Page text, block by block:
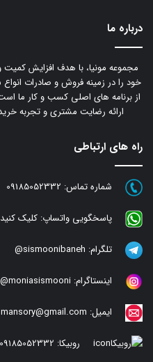
درباره ما
مجموعه مونیا، با هدف افزایش
خود را در زمینه فروش و صادرات
از برنامه های اصلی کسب و کار ما
ارائه رضایت مشتری و تجربه
راه های ارتباطی
شماره تماس: 09185052332
پاسخگویی واتساپ: کلیک کنید
تلگرام: sismoonibaneh@
اینستاگرام: moniasismooni@
ایمیل:
روبیکا: 09185052332